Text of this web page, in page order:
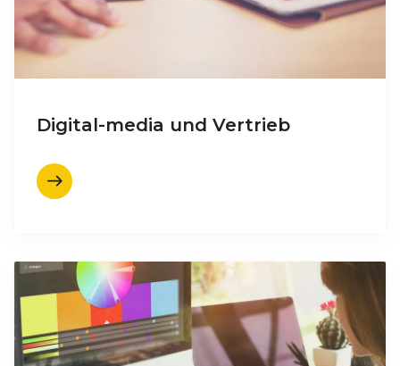
Digital-media und Vertrieb